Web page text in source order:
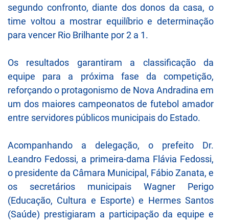
segundo confronto, diante dos donos da casa, o
time voltou a mostrar equilíbrio e determinação
para vencer Rio Brilhante por 2 a 1.
Os resultados garantiram a classificação da
equipe para a próxima fase da competição,
reforçando o protagonismo de Nova Andradina em
um dos maiores campeonatos de futebol amador
entre servidores públicos municipais do Estado.
Acompanhando a delegação, o prefeito Dr.
Leandro Fedossi, a primeira-dama Flávia Fedossi,
o presidente da Câmara Municipal, Fábio Zanata, e
os secretários municipais Wagner Perigo
(Educação, Cultura e Esporte) e Hermes Santos
(Saúde) prestigiaram a participação da equipe e